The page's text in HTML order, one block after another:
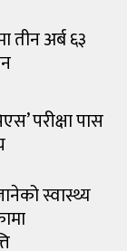
तीन अर्ब ६३
परीक्षा पास
स्वास्थ्य